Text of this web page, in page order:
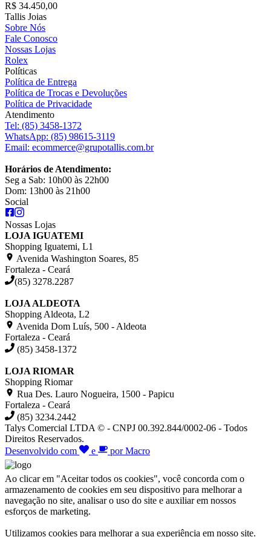
R$ 34.450,00
Tallis Joias
Sobre Nós
Fale Conosco
Nossas Lojas
Rolex
Políticas
Política de Entrega
Política de Trocas e Devoluções
Política de Privacidade
Atendimento
Tel: (85) 3458-1372
WhatsApp: (85) 98615-3119
Email: ecommerce@grupotallis.com.br
Horários de Atendimento:
Seg a Sab: 10h00 às 22h00
Dom: 13h00 às 21h00
Social
Nossas Lojas
LOJA IGUATEMI
Shopping Iguatemi, L1
Avenida Washington Soares, 85
Fortaleza - Ceará
(85) 3278.2287
LOJA ALDEOTA
Shopping Aldeota, L2
Avenida Dom Luís, 500 - Aldeota
Fortaleza - Ceará
(85) 3458-1372
LOJA RIOMAR
Shopping Riomar
Rua Des. Lauro Nogueira, 1500 - Papicu
Fortaleza - Ceará
(85) 3234.2442
Talys Comercial LTDA © - CNPJ 00.392.844/0002-06 - Todos
Direitos Reservados.
Desenvolvido com
e por Macro
Ao clicar em "Aceitar todos os cookies", você concorda com o
armazenamento de cookies em seu dispositivo para melhorar a
navegação no site, analisar o uso do site e auxiliar em nossos
esforços de marketing.
Utilizamos cookies para melhorar a sua experiência em nosso site.